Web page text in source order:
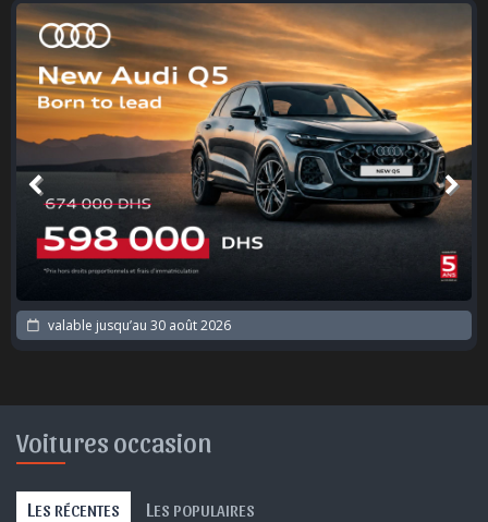
valable jusqu’au 30 août 2026
Voitures occasion
L ES RÉCENTES L ES POPULAIRES